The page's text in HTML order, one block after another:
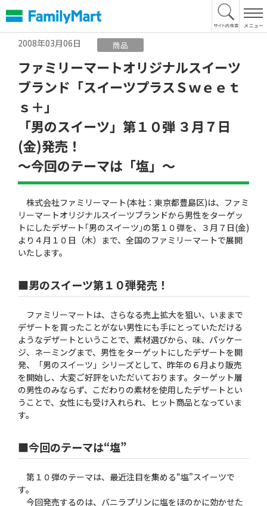
文
へ
2008年03月06日
商品
ファミリーマートオリジナルスイーツ
ブランド「スイーツプラスＳｗｅｅｔ
ｓ＋」
「男のスイーツ」第１０弾 ３月７日
(金)発売！
〜今回のテーマは「塩」〜
株式会社ファミリーマート(本社：東京都豊島区)は、ファミ
リーマートオリジナルスイーツブランドから男性をターゲッ
トにしたデザート｢男のスイーツ｣の第１０弾を、３月７日(金)
より４月１０日（木）まで、全国のファミリーマートで展開
いたします。
■男のスイーツ第１０弾発売！
ファミリーマートは、さらなる売上拡大を狙い、いままで
デザートを買ったことがない男性にも手にとっていただける
ようなデザートということで、素材選びから、味、パッケー
ジ、ネーミングまで、男性をターゲットにしたデザートを開
発、「男のスイーツ」シリーズとして、昨年の６月より販売
を開始し、大変ご好評をいただいております。ターゲット層
の男性のみならず、こだわりの素材を使用したデザートとい
うことで、女性にも受け入れられ、ヒット商品となっていま
す。
■今回のテーマは“塩”
第１０弾のテーマは、最近注目を集める“塩”スイーツで
す。
今回発売するのは、バニラプリンに塩をほのかに効かせた